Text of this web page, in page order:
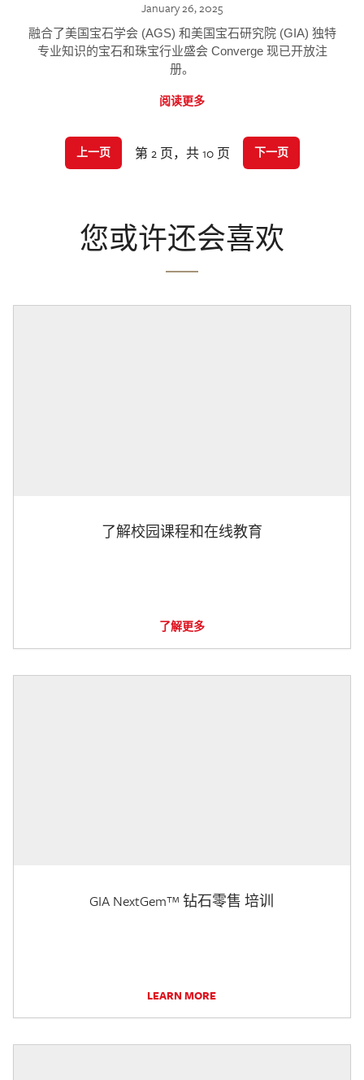
January 26, 2025
融合了美国宝石学会 (AGS) 和美国宝石研究院 (GIA) 独特
专业知识的宝石和珠宝行业盛会 Converge 现已开放注
册。
阅读更多
上一页 第 2 页，共 10 页 下一页
您或许还会喜欢
了解校园课程和在线教育
了解更多
GIA NextGem™ 钻石零售 培训
LEARN MORE